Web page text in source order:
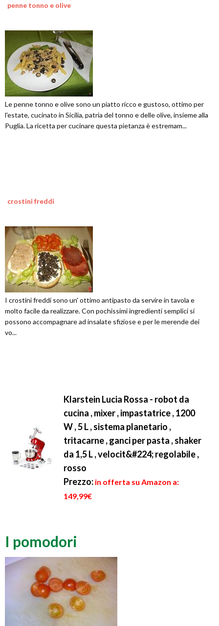
penne tonno e olive
Le penne tonno e olive sono un piatto ricco e gustoso, ottimo per
l'estate, cucinato in Sicilia, patria del tonno e delle olive, insieme alla
Puglia. La ricetta per cucinare questa pietanza è estremam...
crostini freddi
I crostini freddi sono un' ottimo antipasto da servire in tavola e
molto facile da realizzare. Con pochissimi ingredienti semplici si
possono accompagnare ad insalate sfiziose e per le merende dei
vo...
Klarstein Lucia Rossa - robot da
cucina , mixer , impastatrice , 1200
W , 5 L , sistema planetario ,
tritacarne , ganci per pasta , shaker
da 1,5 L , velocit&#224; regolabile ,
rosso
Prezzo: in offerta su Amazon a:
149,99€
I pomodori